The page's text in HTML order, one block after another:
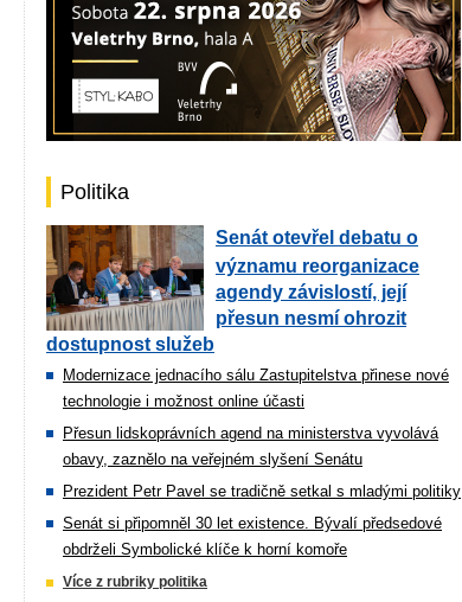
Politika
Senát otevřel debatu o
významu reorganizace
agendy závislostí, její
přesun nesmí ohrozit
dostupnost služeb
Modernizace jednacího sálu Zastupitelstva přinese nové
technologie i možnost online účasti
Přesun lidskoprávních agend na ministerstva vyvolává
obavy, zaznělo na veřejném slyšení Senátu
Prezident Petr Pavel se tradičně setkal s mladými politiky
Senát si připomněl 30 let existence. Bývalí předsedové
obdrželi Symbolické klíče k horní komoře
Více z rubriky politika